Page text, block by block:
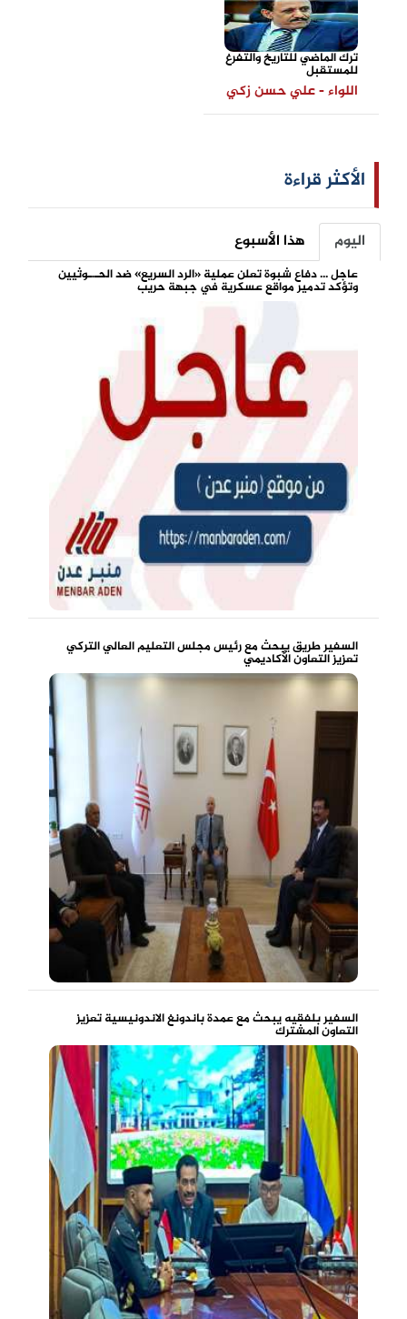
ترك الماضي للتاريخ والتفرغ
للمستقبل
اللواء - علي حسن زكي
الأكثر قراءة
اليوم هذا الأسبوع
عاجل ... دفاع شبوة تعلن عملية «الرد السريع» ضد الحـ.ـوثيين
وتؤكد تدمير مواقع عسكرية في جبهة حريب
السفير طريق يبحث مع رئيس مجلس التعليم العالي التركي
تعزيز التعاون الأكاديمي
السفير بلفقيه يبحث مع عمدة باندونغ الاندونيسية تعزيز
التعاون المشترك